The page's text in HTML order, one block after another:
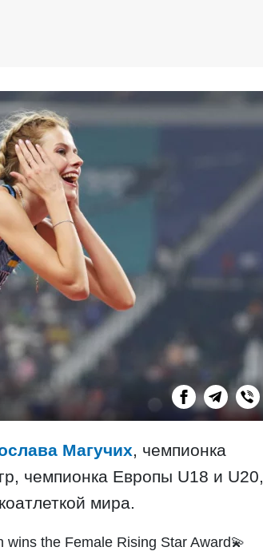
Магучих, чемпионка
чемпионка Европы U18 и U20,
мира.
wins the Female Rising Star Award💫